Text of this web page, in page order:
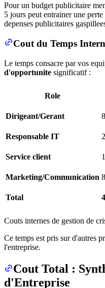
Pour un budget publicitaire
5 jours peut entrainer une perte
depenses publicitaires
Cout du Temps
Le temps consacre par vos
d'opportunite significatif :
Role
Dirigeant/Gerant
Responsable IT
Service client
Marketing/Communication
Total
Couts internes de gestion de
Ce temps est pris sur d'autres
l'entreprise.
Cout Total :
d'Entreprise